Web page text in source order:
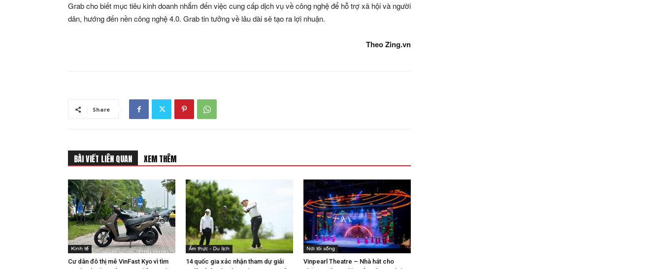
Grab cho biết mục tiêu kinh doanh nhắm đến việc cung cấp dịch vụ về công nghệ để hỗ trợ xã hội và người
dân, hướng đến nền công nghệ 4.0. Grab tin tưởng về lâu dài sẽ tạo ra lợi nhuận.
Theo Zing.vn
Share
BÀI VIẾT LIÊN QUAN XEM THÊM
Kinh tế
Cư dân đô thị mê VinFast Kyo vì tìm
Ẩm thực - Du lịch
14 quốc gia xác nhận tham dự giải
Nơi tôi sống
Vinpearl Theatre – Nhà hát cho